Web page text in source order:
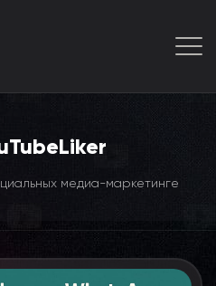
медиа-маркетинге